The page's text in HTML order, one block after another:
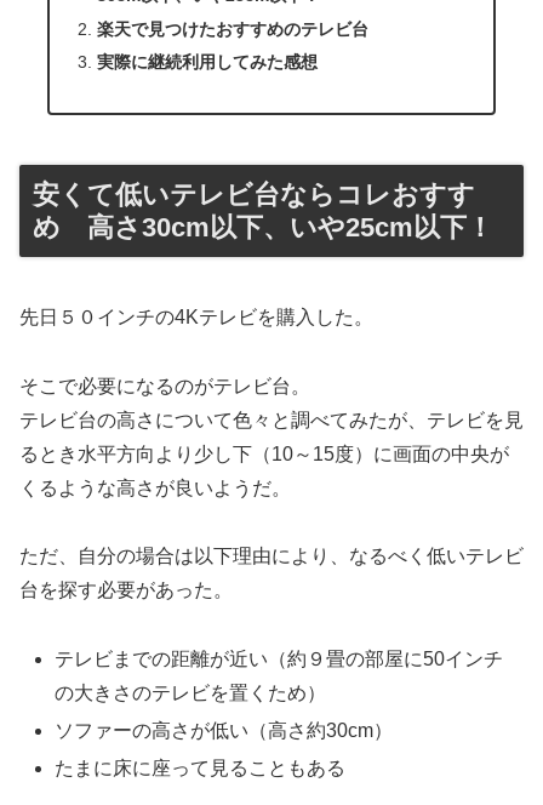
楽天で見つけたおすすめのテレビ台
実際に継続利用してみた感想
安くて低いテレビ台ならコレおすす
め 高さ30cm以下、いや25cm以下！
先日５０インチの4Kテレビを購入した。
そこで必要になるのがテレビ台。
テレビ台の高さについて色々と調べてみたが、テレビを見
るとき水平方向より少し下（10～15度）に画面の中央が
くるような高さが良いようだ。
ただ、自分の場合は以下理由により、なるべく低いテレビ
台を探す必要があった。
テレビまでの距離が近い（約９畳の部屋に50インチ
の大きさのテレビを置くため）
ソファーの高さが低い（高さ約30cm）
たまに床に座って見ることもある